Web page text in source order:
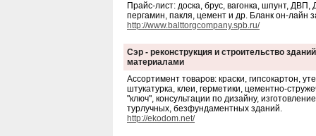
Прайс-лист: доска, брус, вагонка, шпунт,
пергамин, пакля, цемент и др. Бланк он-лайн
http://www.balttorgcompany.spb.ru/
Сэр - реконструкция и строительство
материалами
Ассортимент товаров: краски, гипсокартон,
штукатурка, клеи, герметики, цементно-
"ключ", консультации по дизайну,
турлучных, безфундаментных зданий.
http://ekodom.net/